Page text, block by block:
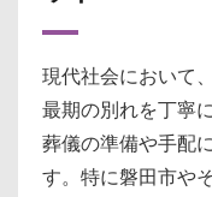
現代社会において
最期の別れを丁寧
葬儀の準備や手配
す。特に磐田市や